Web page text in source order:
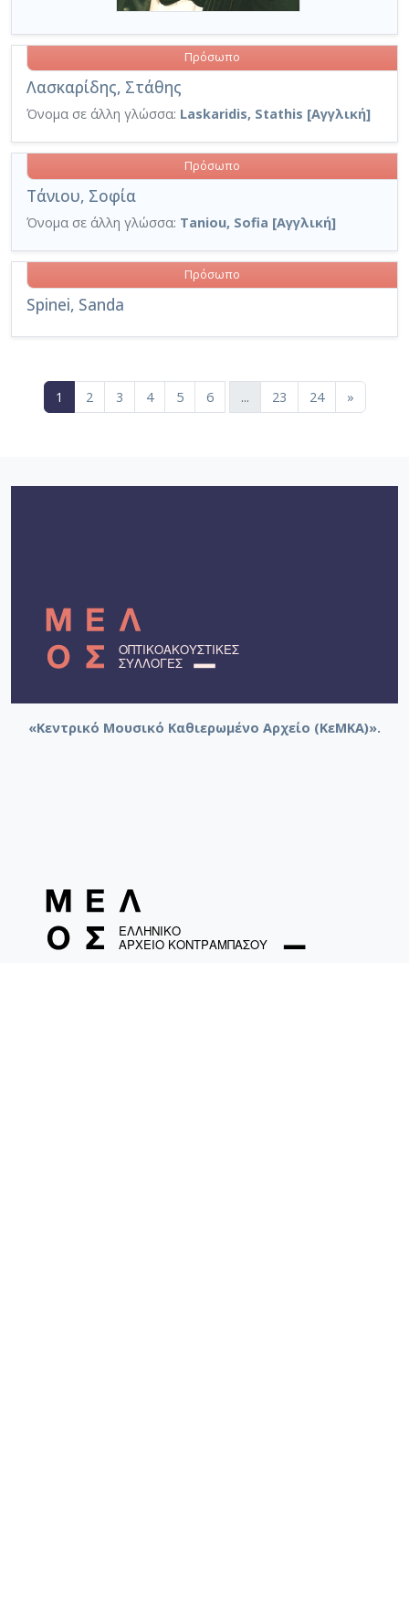
Λασκαρίδης, Στάθης
Πρόσωπο
Όνομα σε άλλη γλώσσα: Laskaridis, Stathis [Αγγλική]
Τάνιου, Σοφία
Πρόσωπο
Όνομα σε άλλη γλώσσα: Taniou, Sofia [Αγγλική]
Spinei, Sanda
Πρόσωπο
1 (current)
2 3 4 5 6 ... 23 24 »
«Κεντρικό Μουσικό Καθιερωμένο Αρχείο (ΚεΜΚΑ)».